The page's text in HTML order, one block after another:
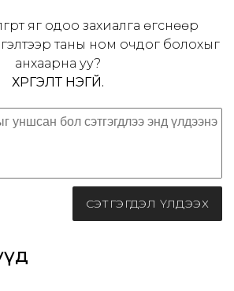
яг одоо захиалга өгснөөр
таны ном очдог болохыг
анхаарна уу?
ХҮРГЭЛТ ҮНЭГҮЙ.
СЭТГЭГДЭЛ ҮЛДЭЭХ